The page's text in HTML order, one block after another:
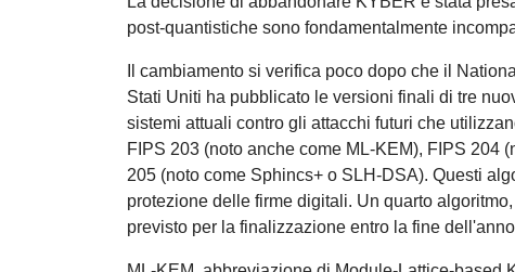
post-quantistiche sono fondamentalmente
Il cambiamento si verifica poco dopo che il
Stati Uniti ha pubblicato le versioni finali di tre
sistemi attuali contro gli attacchi futuri che
FIPS 203 (noto anche come ML-KEM), FIPS 204
205 (noto come Sphincs+ o SLH-DSA). Questi
protezione delle firme digitali. Un quarto
previsto per la finalizzazione entro la fine